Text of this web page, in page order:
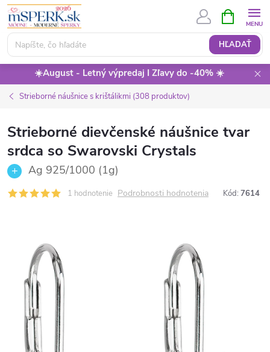
Prejsť
obsah
HĽADAŤ
KOŠÍK
☀️August - Letný výpredaj I Zľavy do -40% ☀️
Strieborné náušnice s krištálikmi (308 produktov)
Strieborné dievčenské náušnice tvar
srdca so Swarovski Crystals
Ag 925/1000 (1g)
1 hodnotenie Podrobnosti hodnotenia Kód: 7614